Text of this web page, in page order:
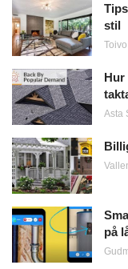
stil
Hur
Asta
på